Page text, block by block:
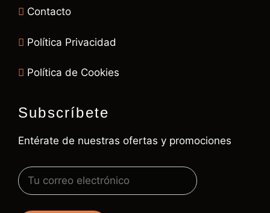
Contacto
Política Privacidad
Política de Cookies
Subscríbete
Entérate de nuestras ofertas y promociones